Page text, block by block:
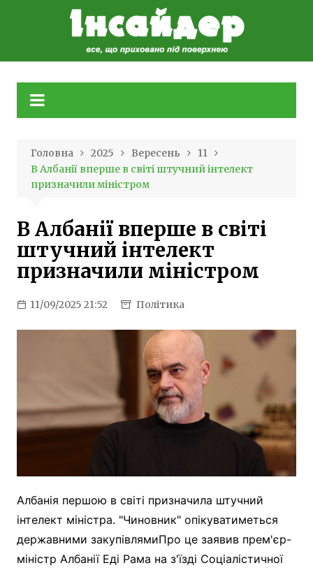
Головна 2025 Вересень
11
В Албанії вперше в світі штучний інтелект
призначили міністром
В Албанії вперше в світі
штучний інтелект
призначили міністром
11/09/2025 21:52 Політика
Албанія першою в світі призначила штучний
інтелект міністра. "Чиновник" опікуватиметься
державними закупівлямиПро це заявив прем'єр-
міністр Албанії Еді Рама на з'їзді Соціалістичної